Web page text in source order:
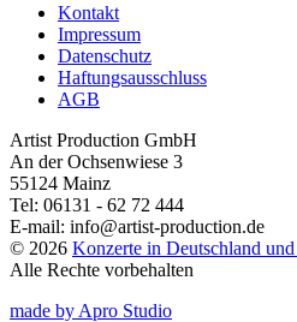
Kontakt
Impressum
Datenschutz
Haftungsausschluss
AGB
Artist Production GmbH
An der Ochsenwiese 3
55124 Mainz
Tel: 06131 - 62 72 444
E-mail: info@artist-production.de
© 2026 Konzerte in Deutschland
Alle Rechte vorbehalten
made by Apro Studio